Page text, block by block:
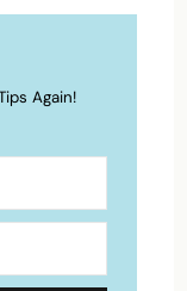
Again!